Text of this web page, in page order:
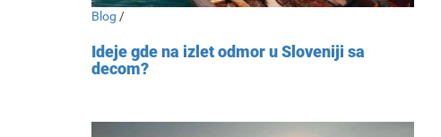
Blog /
Ideje gde na izlet odmor u Sloveniji sa
decom?